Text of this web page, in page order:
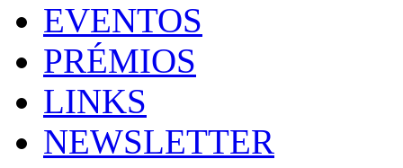
EVENTOS
PRÉMIOS
LINKS
NEWSLETTER